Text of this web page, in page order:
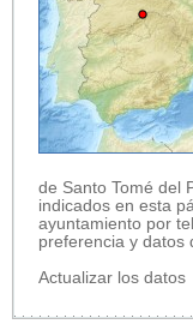
de Santo Tomé del
indicados en esta
ayuntamiento por
preferencia y datos
Actualizar los datos